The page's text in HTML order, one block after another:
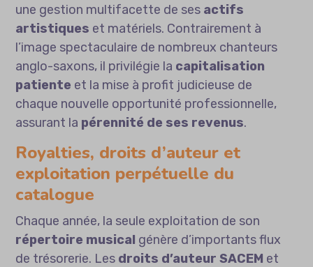
une gestion multifacette de ses actifs
artistiques et matériels. Contrairement à
l’image spectaculaire de nombreux chanteurs
anglo-saxons, il privilégie la capitalisation
patiente et la mise à profit judicieuse de
chaque nouvelle opportunité professionnelle,
assurant la pérennité de ses revenus.
Royalties, droits d’auteur et
exploitation perpétuelle du
catalogue
Chaque année, la seule exploitation de son
répertoire musical génère d’importants flux
de trésorerie. Les droits d’auteur SACEM et